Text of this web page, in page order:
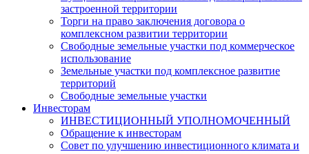
застроенной территории
Торги на право заключения договора о
комплексном развитии территории
Свободные земельные участки под коммерческое
использование
Земельные участки под комплексное развитие
территорий
Свободные земельные участки
Инвесторам
ИНВЕСТИЦИОННЫЙ УПОЛНОМОЧЕННЫЙ
Обращение к инвесторам
Совет по улучшению инвестиционного климата и